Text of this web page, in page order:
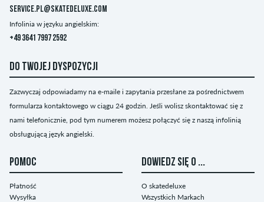
service.pl@skatedeluxe.com
Infolinia w języku angielskim:
+49 3641 7997 2592
DO TWOJEJ DYSPOZYCJI
Zazwyczaj odpowiadamy na e-maile i zapytania przesłane za pośrednictwem
formularza kontaktowego w ciągu 24 godzin. Jeśli wolisz skontaktować się z
nami telefonicznie, pod tym numerem możesz połączyć się z naszą infolinią
obsługującą język angielski.
POMOC
Płatność
Wysyłka
DOWIEDZ SIĘ O ...
O skatedeluxe
Wszystkich Markach